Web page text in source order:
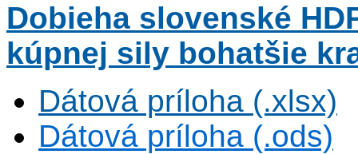
Dobieha slovenské
kúpnej sily bohatšie
Dátová príloha (.xlsx)
Dátová príloha (.ods)